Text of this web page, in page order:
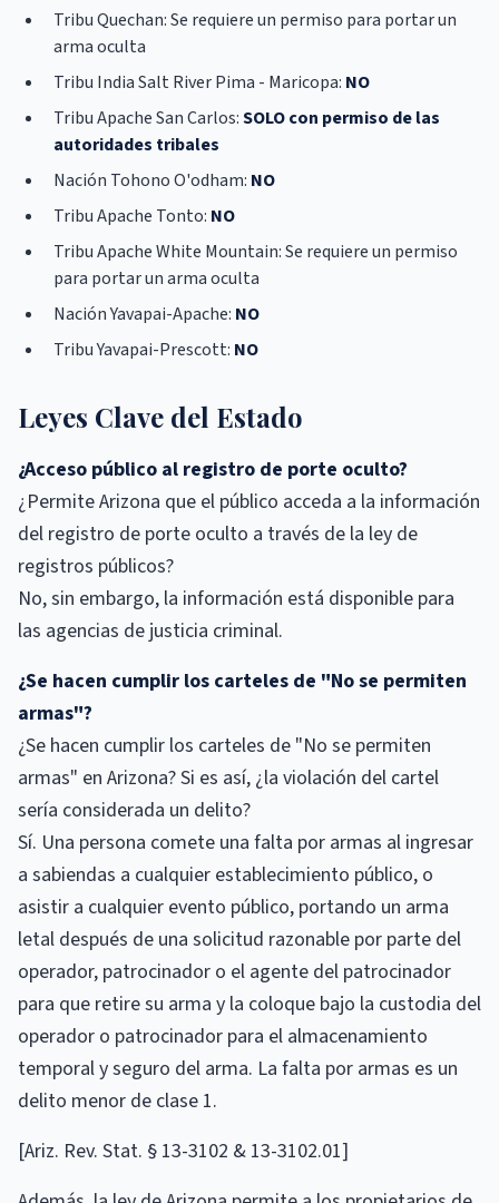
Tribu Quechan: Se requiere un permiso para portar un
arma oculta
Tribu India Salt River Pima - Maricopa: NO
Tribu Apache San Carlos:SOLO con permiso de las
autoridades tribales
Nación Tohono O'odham: NO
Tribu Apache Tonto: NO
Tribu Apache White Mountain: Se requiere un permiso
para portar un arma oculta
Nación Yavapai-Apache: NO
Tribu Yavapai-Prescott: NO
Leyes Clave del Estado
¿Acceso público al registro de porte oculto?
¿Permite Arizona que el público acceda a la información
del registro de porte oculto a través de la ley de
registros públicos?
No, sin embargo, la información está disponible para
las agencias de justicia criminal.
¿Se hacen cumplir los carteles de "No se permiten
armas"?
¿Se hacen cumplir los carteles de "No se permiten
armas" en Arizona? Si es así, ¿la violación del cartel
sería considerada un delito?
Sí. Una persona comete una falta por armas al ingresar
a sabiendas a cualquier establecimiento público, o
asistir a cualquier evento público, portando un arma
letal después de una solicitud razonable por parte del
operador, patrocinador o el agente del patrocinador
para que retire su arma y la coloque bajo la custodia del
operador o patrocinador para el almacenamiento
temporal y seguro del arma. La falta por armas es un
delito menor de clase 1.
[Ariz. Rev. Stat. § 13-3102 & 13-3102.01]